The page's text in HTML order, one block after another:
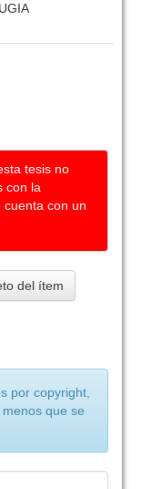
tesis no
con la
con un
del ítem
por copyright,
que se